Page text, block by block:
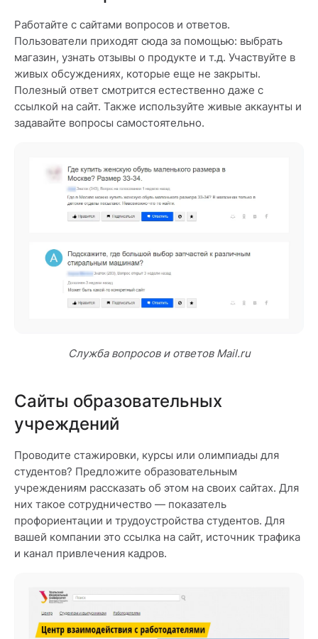
Работайте с сайтами вопросов и ответов.
Пользователи приходят сюда за помощью: выбрать
магазин, узнать отзывы о продукте и т.д. Участвуйте в
живых обсуждениях, которые еще не закрыты.
Полезный ответ смотрится естественно даже с
ссылкой на сайт. Также используйте живые аккаунты и
задавайте вопросы самостоятельно.
Служба вопросов и ответов Mail.ru
Сайты образовательных
учреждений
Проводите стажировки, курсы или олимпиады для
студентов? Предложите образовательным
учреждениям рассказать об этом на своих сайтах. Для
них такое сотрудничество — показатель
профориентации и трудоустройства студентов. Для
вашей компании это ссылка на сайт, источник трафика
и канал привлечения кадров.